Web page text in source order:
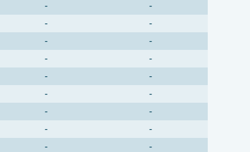
-
-
-
-
-
-
-
-
-
-
-
-
-
-
-
-
-
-